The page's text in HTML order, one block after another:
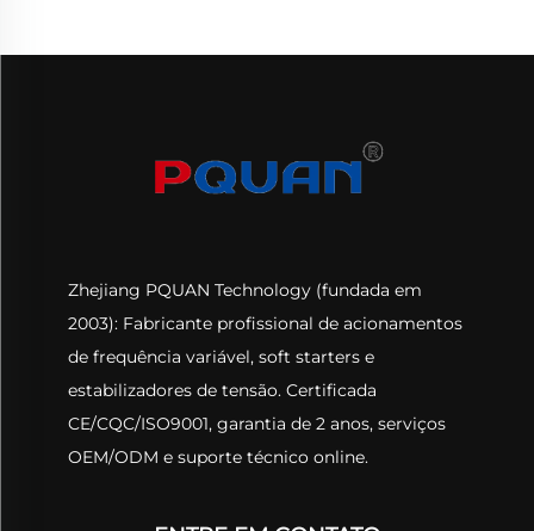
Zhejiang PQUAN Technology (fundada em
2003): Fabricante profissional de acionamentos
de frequência variável, soft starters e
estabilizadores de tensão. Certificada
CE/CQC/ISO9001, garantia de 2 anos, serviços
OEM/ODM e suporte técnico online.